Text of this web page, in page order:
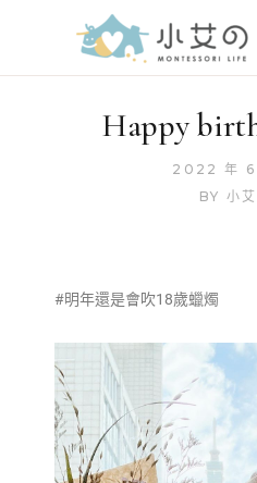
Happy
2022 年 6
BY 小
#明年還是會吹18歲蠟燭